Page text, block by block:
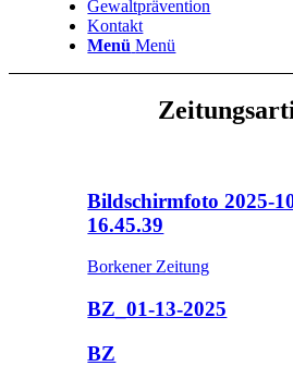
Gewaltprävention
Kontakt
Menü Menü
Bildschirmfoto 2025-
16.45.39
Borkener Zeitung
BZ_01-13-2025
BZ